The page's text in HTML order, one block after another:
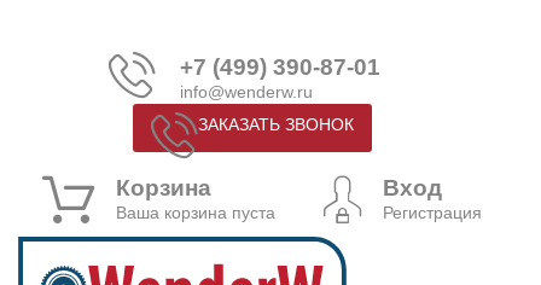
+7 (499) 390-87-01
info@wenderw.ru
ЗАКАЗАТЬ ЗВОНОК
Корзина
Ваша корзина пуста
Вход
Регистрация